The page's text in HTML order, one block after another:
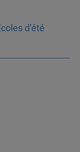
d’été